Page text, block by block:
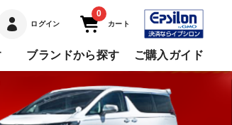
ログイン
0
カート
ブランドから探す ご購入ガイド